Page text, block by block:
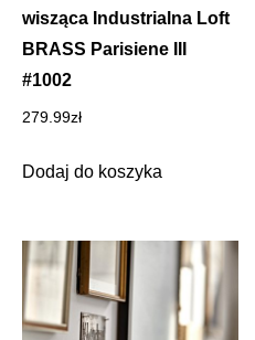
wisząca Industrialna Loft
BRASS Parisiene III
#1002
279.99zł
Dodaj do koszyka